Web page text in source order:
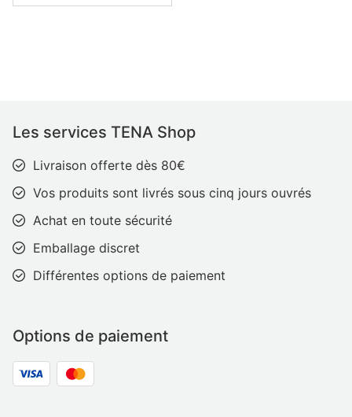
Les services TENA Shop
Livraison offerte dès 80€
Vos produits sont livrés sous cinq jours ouvrés
Achat en toute sécurité
Emballage discret
Différentes options de paiement
Options de paiement